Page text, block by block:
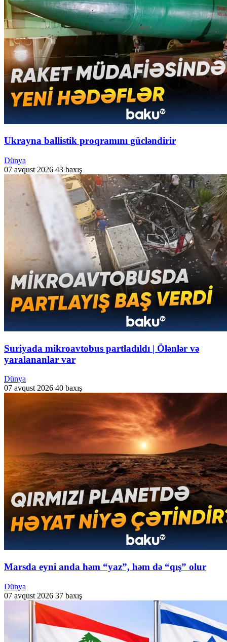
Ukrayna ballistik proqramını gücləndirir
Dünya
07 avqust 2026 43 baxış
Suriyada mikroavtobus partladıldı | Ölənlər və
yaralananlar var
Dünya
07 avqust 2026 40 baxış
Marsda eyni anda həm “yaz”, həm də “qış” olur
Dünya
07 avqust 2026 37 baxış